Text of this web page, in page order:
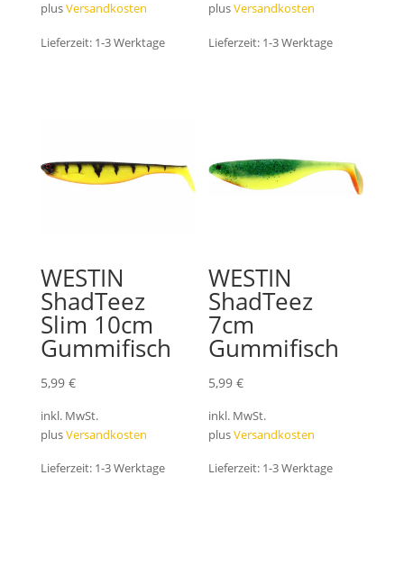
plusVersandkosten
Lieferzeit: 1-3 Werktage
plusVersandkosten
Lieferzeit: 1-3 Werktage
WESTIN
ShadTeez
Slim 10cm
Gummifisch
5,99 €
inkl. MwSt.
plusVersandkosten
Lieferzeit: 1-3 Werktage
WESTIN
ShadTeez
7cm
Gummifisch
5,99€
inkl. MwSt.
plusVersandkosten
Lieferzeit: 1-3 Werktage